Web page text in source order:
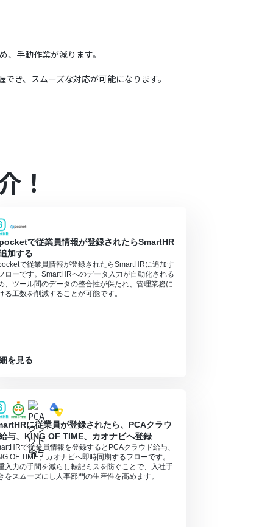
手動作業が減ります。
き、スムーズな対応が可能になります。
！
で従業員情報が登録されたらSmartHR
加する
で従業員情報が登録されたらSmartHRに追加す
ローです。SmartHRへのデータ入力が自動化される
、ツール間のデータの整合性が保たれ、管理業務に
る工数を削減することが可能です。
を見る
に従業員が登録されたら、PCAクラウ
与、KING OF TIME、カオナビへ登録
で従業員情報を登録するとPCAクラウド給与、
OF TIME、カオナビへ即時同期するフローです。
入力の手間を減らし転記ミスを防ぐことで、入社手
をスムーズにし人事部門の生産性を高めます。